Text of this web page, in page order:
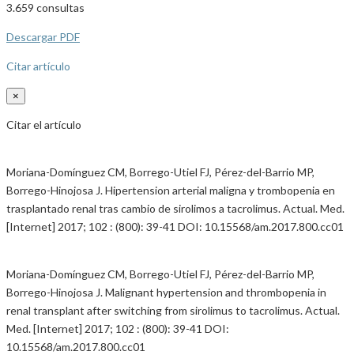
3.659 consultas
Descargar PDF
Citar artículo
×
Citar el artículo
Moriana-Domínguez CM, Borrego-Utiel FJ, Pérez-del-Barrio MP,
Borrego-Hinojosa J. Hipertension arterial maligna y trombopenia en
trasplantado renal tras cambio de sirolimos a tacrolimus. Actual. Med.
[Internet] 2017; 102 : (800): 39-41 DOI: 10.15568/am.2017.800.cc01
Moriana-Domínguez CM, Borrego-Utiel FJ, Pérez-del-Barrio MP,
Borrego-Hinojosa J. Malignant hypertension and thrombopenia in
renal transplant after switching from sirolimus to tacrolimus. Actual.
Med. [Internet] 2017; 102 : (800): 39-41 DOI:
10.15568/am.2017.800.cc01